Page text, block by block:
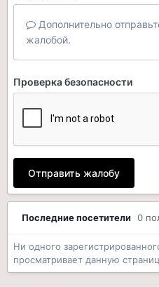
Дополнительно
жалобой.
Проверка безопасности
Отправить жалобу
Последние посетители 0
Ни одного
просматривает данную